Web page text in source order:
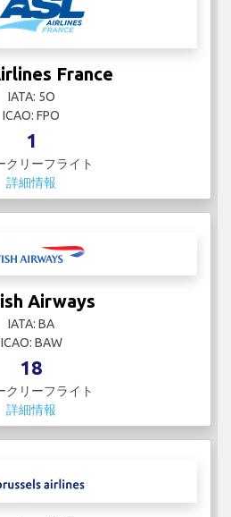
France
IATA: 5O
ICAO: FPO
1
クリーフライト
詳細情報
Airways
IATA: BA
ICAO: BAW
18
クリーフライト
詳細情報